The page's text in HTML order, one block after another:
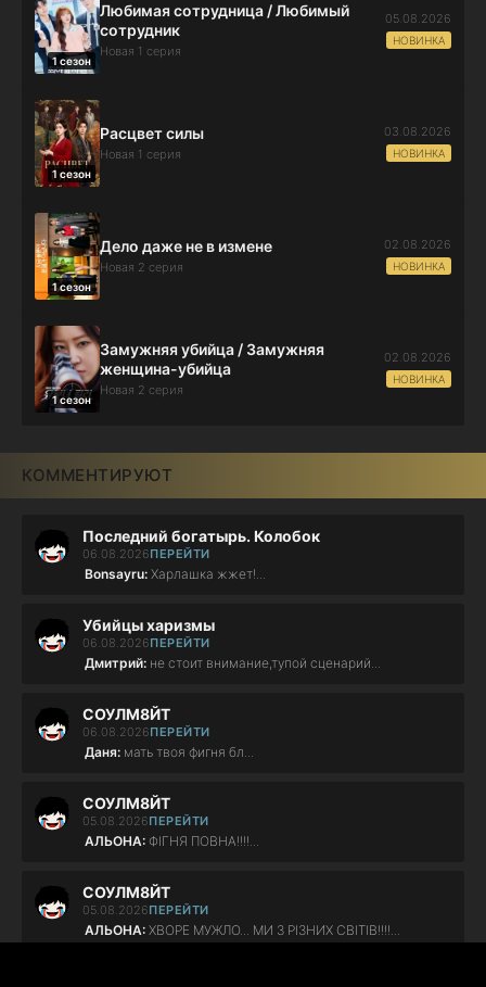
1 сезон
Любимая сотрудница / Любимый
сотрудник
Новая 1 серия
05.08.2026
НОВИНКА
1 сезон
Расцвет силы
Новая 1 серия
03.08.2026
НОВИНКА
1 сезон
Дело даже не в измене
Новая 2 серия
02.08.2026
НОВИНКА
1 сезон
Замужняя убийца / Замужняя
женщина-убийца
Новая 2 серия
02.08.2026
НОВИНКА
КОММЕНТИРУЮТ
Последний богатырь. Колобок
06.08.2026ПЕРЕЙТИ
Bonsayru: Харлашка жжет!...
Убийцы харизмы
06.08.2026ПЕРЕЙТИ
Дмитрий: не стоит внимание,тупой сценарий...
СОУЛМ8ЙТ
06.08.2026ПЕРЕЙТИ
Даня: мать твоя фигня бл...
СОУЛМ8ЙТ
05.08.2026ПЕРЕЙТИ
АЛЬОНА: ФІГНЯ ПОВНА!!!!...
СОУЛМ8ЙТ
05.08.2026ПЕРЕЙТИ
АЛЬОНА: ХВОРЕ МУЖЛО... МИ З РІЗНИХ СВІТІВ!!!!...